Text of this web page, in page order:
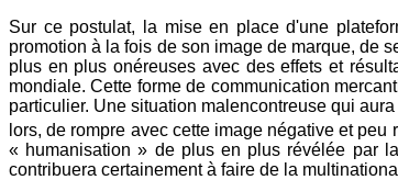
Sur ce postulat, la mise en place d'une
promotion à la fois de son image de marque, de
plus en plus onéreuses avec des effets et
mondiale. Cette forme de communication
particulier. Une situation malencontreuse qui
lors, de rompre avec cette image négative et
« humanisation » de plus en plus révélée par
contribuera certainement à faire de la